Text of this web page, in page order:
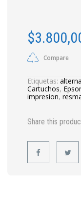
$
Compare
Etiquetas:
Cartuchos,
impresion,
Share this